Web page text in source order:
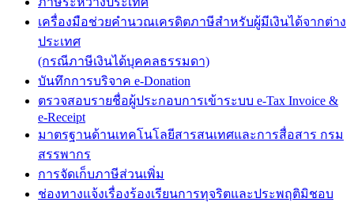
เครื่องมือช่วยคำนวณเครดิตภาษีสำหรับผู้มีเงินได้จากต่าง
ประเทศ
(กรณีภาษีเงินได้บุคคลธรรมดา)
บันทึกการบริจาค e-Donation
ตรวจสอบรายชื่อผู้ประกอบการเข้าระบบ e-Tax Invoice &
e-Receipt
มาตรฐานด้านเทคโนโลยีสารสนเทศและการสื่อสาร กรม
สรรพากร
การจัดเก็บภาษีส่วนเพิ่ม
ช่องทางแจ้งเรื่องร้องเรียนการทุจริตและประพฤติมิชอบ